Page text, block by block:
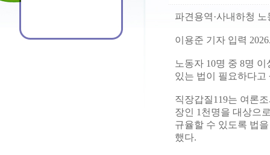
파견용역·사내하청
이용준 기자 입력
노동자 10명 중 8명
있는 법이 필요하다
직장갑질119는 여론
장인 1천명을 대상으
규율할 수 있도록 법
했다.